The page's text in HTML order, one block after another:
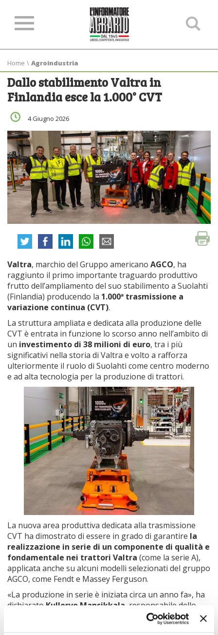
Home \ Agroindustria
Dallo stabilimento Valtra in
Finlandia esce la 1.000° CVT
4 Giugno 2026
Valtra, marchio del Gruppo americano AGCO, ha
raggiunto il primo importante traguardo produttivo
frutto dell’ampliamento del suo stabilimento a Suolahti
(Finlandia) producendo la 1.000ª trasmissione a
variazione continua (CVT).
La struttura ampliata e dedicata alla produzione delle
CVT è entrata in funzione lo scorso anno nell’ambito di
un investimento di 38 milioni di euro, tra i più
significativi nella storia di Valtra e volto a rafforza
ulteriormente il ruolo di Suolahti come centro moderno
e ad alta tecnologia per la produzione di trattori.
La nuova area produttiva dedicata alla trasmissione
CVT ha dimostrato di essere in grado di garantire la
realizzazione in serie di un componente di qualità e
fondamentale nei trattori Valtra (come la serie A),
applicata anche su alcuni modelli selezionati del gruppo
AGCO, come Fendt e Massey Ferguson.
«La produzione in serie è iniziata circa un anno fa», ha
dichiarato Kullervo Mansikkala , responsabile dello
stabilimento di produzione delle trasmissioni di Valtra.
«Il raggiungimento di questo traguardo dei 1.000 CVT